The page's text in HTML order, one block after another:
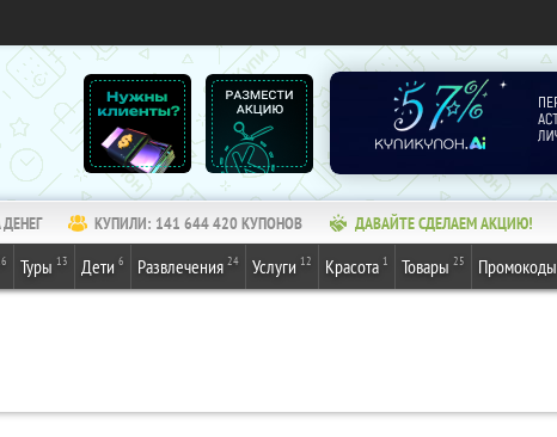
КУПИЛИ: 141 644 420КУПОНОВ ДАВАЙТЕ СДЕЛАЕМ АКЦИЮ!
Туры 13 Дети 6 Развлечения 24 Услуги 12 Красота 1 Товары 25 Промокоды